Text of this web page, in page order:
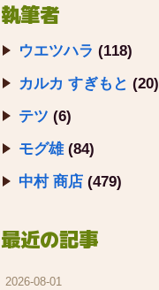
執筆者
ウエツハラ (118)
カルカ すぎもと (20)
テツ (6)
モグ雄(84)
中村 商店 (479)
最近の記事
2026-08-01